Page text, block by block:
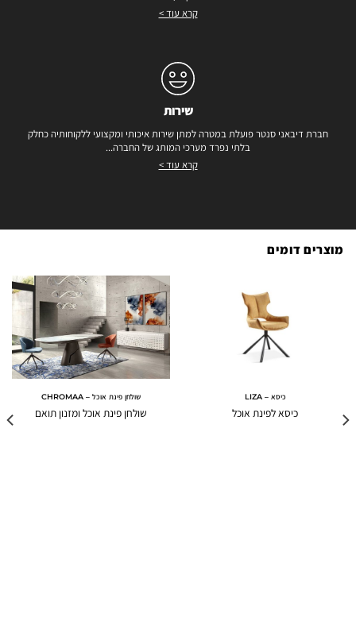
קרא עוד >
שירות
חברת דיבאני סנטר פועלת במטרה למתן שירות איכותי ומקצועי ללקוחותיה כחלק
בלתי נפרד מערכי המותג של החברה...
קרא עוד >
מוצרים דומים
כיסא – LIZA
כיסא לפינת אוכל
שולחן פינת אוכל – CHROMAA
שולחן פינת אוכל ומזנון תואם